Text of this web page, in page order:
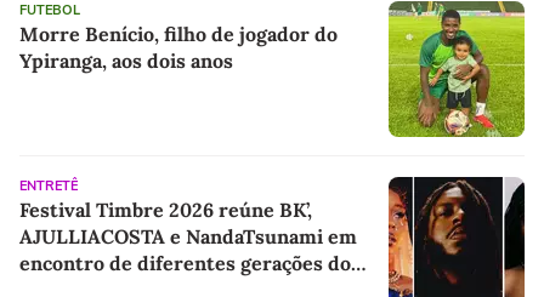
FUTEBOL
Morre Benício, filho de jogador do
Ypiranga, aos dois anos
ENTRETÊ
Festival Timbre 2026 reúne BK’,
AJULLIACOSTA e NandaTsunami em
encontro de diferentes gerações do